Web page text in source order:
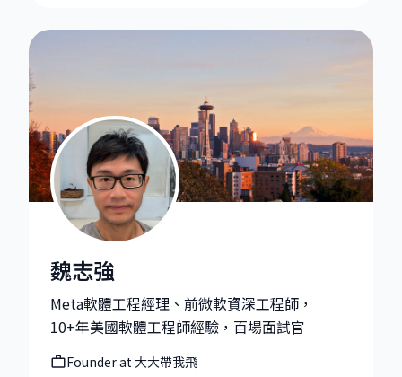
魏志強|Founder at 大大帶我飛
魏志強
Meta軟體工程經理、前微軟資深工程師，
10+年美國軟體工程師經驗，百場面試官
Founder at 大大帶我飛